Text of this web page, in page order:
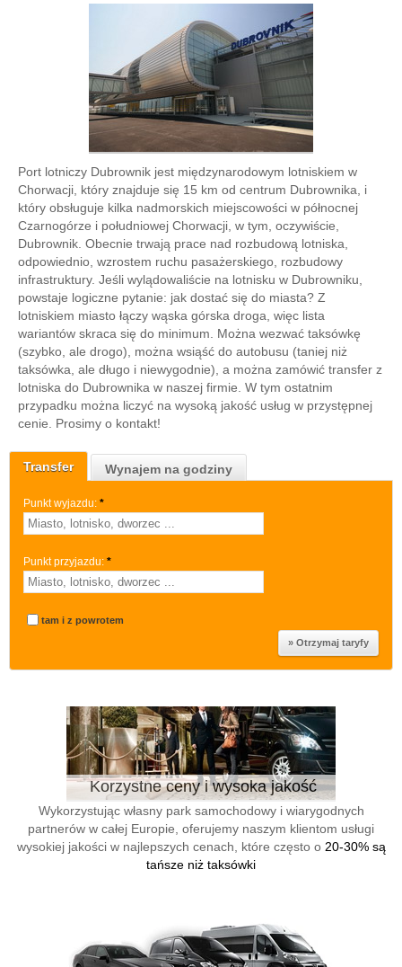
Transfer Wynajem na godziny
Punkt wyjazdu: *
Punkt przyjazdu: *
tam i z powrotem
Korzystne ceny i wysoka jakość
Wykorzystując własny park samochodowy i wiarygodnych
partnerów w całej Europie, oferujemy naszym klientom usługi
wysokiej jakości w najlepszych cenach, które często o 20-30% są
tańsze niż taksówki
Port lotniczy Dubrownik jest międzynarodowym lotniskiem w
Chorwacji, który znajduje się 15 km od centrum Dubrownika, i
który obsługuje kilka nadmorskich miejscowości w północnej
Czarnogórze i południowej Chorwacji, w tym, oczywiście,
Dubrownik. Obecnie trwają prace nad rozbudową lotniska,
odpowiednio, wzrostem ruchu pasażerskiego, rozbudowy
infrastruktury. Jeśli wylądowaliście na lotnisku w Dubrowniku,
powstaje logiczne pytanie: jak dostać się do miasta? Z
lotniskiem miasto łączy wąska górska droga, więc lista
wariantów skraca się do minimum. Można wezwać taksówkę
(szybko, ale drogo), można wsiąść do autobusu (taniej niż
taksówka, ale długo i niewygodnie), a można zamówić transfer z
lotniska do Dubrownika w naszej firmie. W tym ostatnim
przypadku można liczyć na wysoką jakość usług w przystępnej
cenie. Prosimy o kontakt!